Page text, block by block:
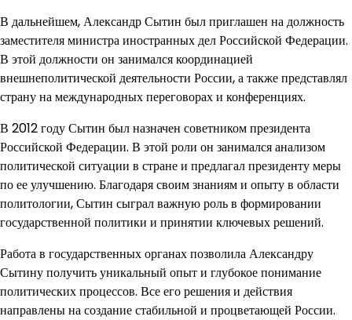
В дальнейшем, Александр Сытин был приглашен на должность
заместителя министра иностранных дел Российской Федерации.
В этой должности он занимался координацией
внешнеполитической деятельности России, а также представлял
страну на международных переговорах и конференциях.
В 2012 году Сытин был назначен советником президента
Российской Федерации. В этой роли он занимался анализом
политической ситуации в стране и предлагал президенту меры
по ее улучшению. Благодаря своим знаниям и опыту в области
политологии, Сытин сыграл важную роль в формировании
государственной политики и принятии ключевых решений.
Работа в государственных органах позволила Александру
Сытину получить уникальный опыт и глубокое понимание
политических процессов. Все его решения и действия
направлены на создание стабильной и процветающей России.